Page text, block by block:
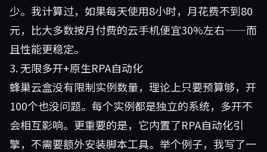
少。我计算过，如果每天使用8小时，月花费不到80
元，比大多数按月付费的云手机便宜30%左右——而
且性能更稳定。
3. 无限多开+原生RPA自动化
蜂巢云盒没有限制实例数量，理论上只要预算够，开
100个也没问题。每个实例都是独立的系统，多开不
会相互影响。更重要的是，它内置了RPA自动化引
擎，不需要额外安装脚本工具。举个例子，我写了一